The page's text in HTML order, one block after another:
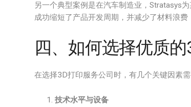
另一个典型案例是在汽车制造业，Stratasys
成功缩短了产品开发周期，并减少了材料浪费
四、如何选择优质
在选择3D打印服务公司时，有几个关键因素需
技术水平与设备